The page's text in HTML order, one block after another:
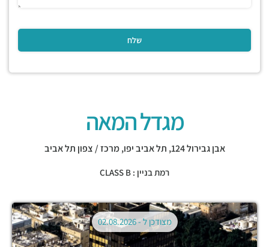
מגדל המאה
אבן גבירול 124, תל אביב יפו,מרכז / צפון תל אביב
רמת בניין : CLASS B
מצודכן ל -02.08.2026